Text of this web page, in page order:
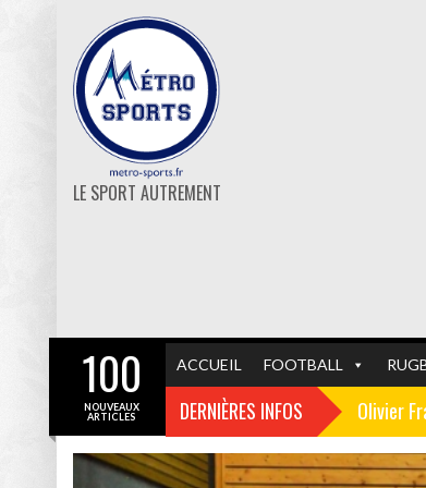
LE SPORT AUTREMENT
ACCUEIL FOOTBALL
DERNIÈRES INFOS Olivier
100
NOUVEAUX
ARTICLES
GF38 FOOTBALL